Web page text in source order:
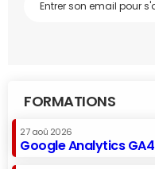
FORMATIONS
27 aoû 2026
Google Analytics GA4